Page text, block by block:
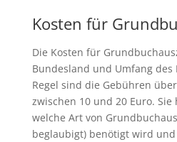
Kosten für
Die Kosten für
Bundesland und Umfang des
Regel sind die Gebühren
zwischen 10 und 20 Euro. Sie
welche Art von
beglaubigt) benötigt wird